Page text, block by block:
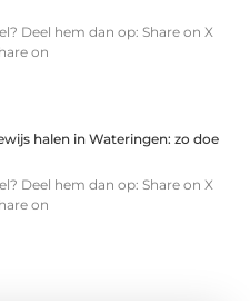
Deel hem dan op: Share on X
on
halen in Wateringen: zo doe
Deel hem dan op: Share on X
on